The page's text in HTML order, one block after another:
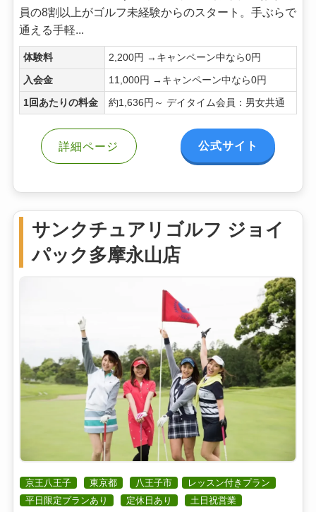
員の8割以上がゴルフ未経験からのスタート。手ぶらで
通える手軽...
体験料 2,200円 →キャンペーン中なら0円
入会金 11,000円 →キャンペーン中なら0円
1回あたりの料金 約1,636円～ デイタイム会員：男女共通
詳細ページ 公式サイト
サンクチュアリゴルフ ジョイ
パック多摩永山店
京王八王子 東京都 八王子市
レッスン付きプラン
平日限定プランあり
定休日あり
土日祝営業